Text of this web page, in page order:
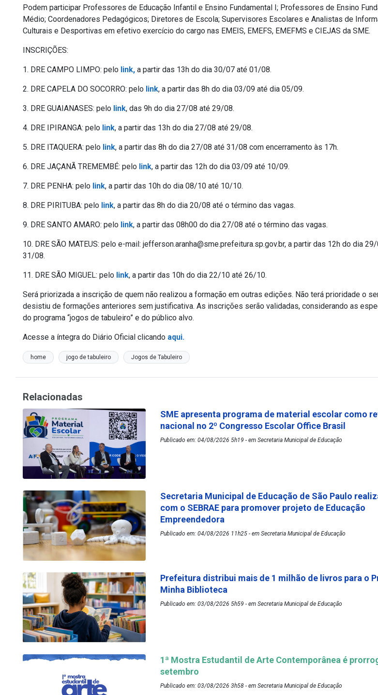
Podem participar Professores de Educação Infantil e Ensino Fundamental I; Professores de Ensino
Médio; Coordenadores Pedagógicos; Diretores de Escola; Supervisores Escolares e Analistas de
Culturais e Desportivas em efetivo exercício do cargo nas EMEIS, EMEFS, EMEFMS e CIEJAS da SME.
INSCRIÇÕES:
1. DRE CAMPO LIMPO: pelo link, a partir das 13h do dia 30/07 até 01/08.
2. DRE CAPELA DO SOCORRO: pelo link, a partir das 8h do dia 03/09 até dia 05/09.
3. DRE GUAIANASES: pelo link, das 9h do dia 27/08 até 29/08.
4. DRE IPIRANGA: pelo link, a partir das 13h do dia 27/08 até 29/08.
5. DRE ITAQUERA: pelo link, a partir das 8h do dia 27/08 até 31/08 com encerramento às 17h.
6. DRE JAÇANÃ TREMEMBÉ: pelo link, a partir das 12h do dia 03/09 até 10/09.
7. DRE PENHA: pelo link, a partir das 10h do dia 08/10 até 10/10.
8. DRE PIRITUBA: pelo link, a partir das 8h do dia 20/08 até o término das vagas.
9. DRE SANTO AMARO: pelo link, a partir das 08h00 do dia 27/08 até o término das vagas.
10. DRE SÃO MATEUS: pelo e-mail: jefferson.aranha@sme.prefeitura.sp.gov.br, a partir das 12h do dia
31/08.
11. DRE SÃO MIGUEL: pelo link, a partir das 10h do dia 22/10 até 26/10.
Será priorizada a inscrição de quem não realizou a formação em outras edições. Não terá prioridade o
desistiu de formações anteriores sem justificativa. As inscrições serão validadas, considerando as
do programa “jogos de tabuleiro” e do público alvo.
Acesse a íntegra do Diário Oficial clicando aqui.
home jogo de tabuleiro Jogos de Tabuleiro
Relacionadas
SME apresenta programa de material escolar como
nacional no 2º Congresso Escolar Office Brasil
Publicado em: 04/08/2026 5h19 - em Secretaria Municipal de Educação
Secretaria Municipal de Educação de São Paulo
com o SEBRAE para promover projeto de Educação
Empreendedora
Publicado em: 04/08/2026 11h25 - em Secretaria Municipal de Educação
Prefeitura distribui mais de 1 milhão de livros para o
Minha Biblioteca
Publicado em: 03/08/2026 5h59 - em Secretaria Municipal de Educação
1ª Mostra Estudantil de Arte Contemporânea é
setembro
Publicado em: 03/08/2026 3h58 - em Secretaria Municipal de Educação